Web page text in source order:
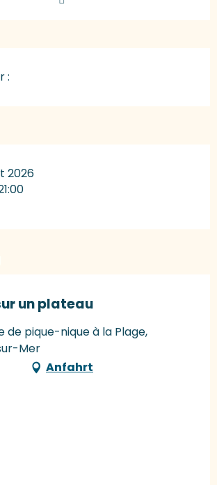
:
2026
un plateau
de pique-nique à la Plage,
Mer
Anfahrt